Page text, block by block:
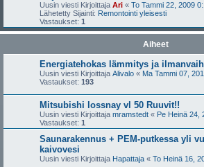
Uusin viesti Kirjoittaja Ari « To Tammi 22, 2009
Lähetetty Sijainti: Remontointi yleisesti
Vastaukset: 1
Aiheet
Energiatehokas lämmitys ja
Uusin viesti Kirjoittaja Alivalo « Ma Tammi 07,
Vastaukset: 193
Mitsubishi lossnay vl 50 Ruuvit!!
Uusin viesti Kirjoittaja mramstedt « Pe Heinä 24,
Vastaukset: 1
Saunarakennus + PEM-putkessa yli
kaivovesi
Uusin viesti Kirjoittaja Hapattaja « To Heinä 16,